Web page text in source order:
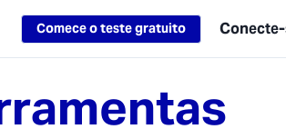
Loading...
Comece o teste gratuito